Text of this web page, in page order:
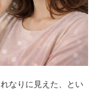
なりに見えた、とい